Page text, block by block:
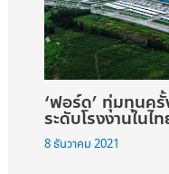
‘ฟอร์ด’ ทุ่มทุนค
ระดับโรงงานในไ
8 ธันวาคม 2021